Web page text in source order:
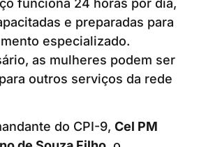
e preparadas para
especializado.
as mulheres podem ser
outros serviços da rede
do CPI-9, Cel PM